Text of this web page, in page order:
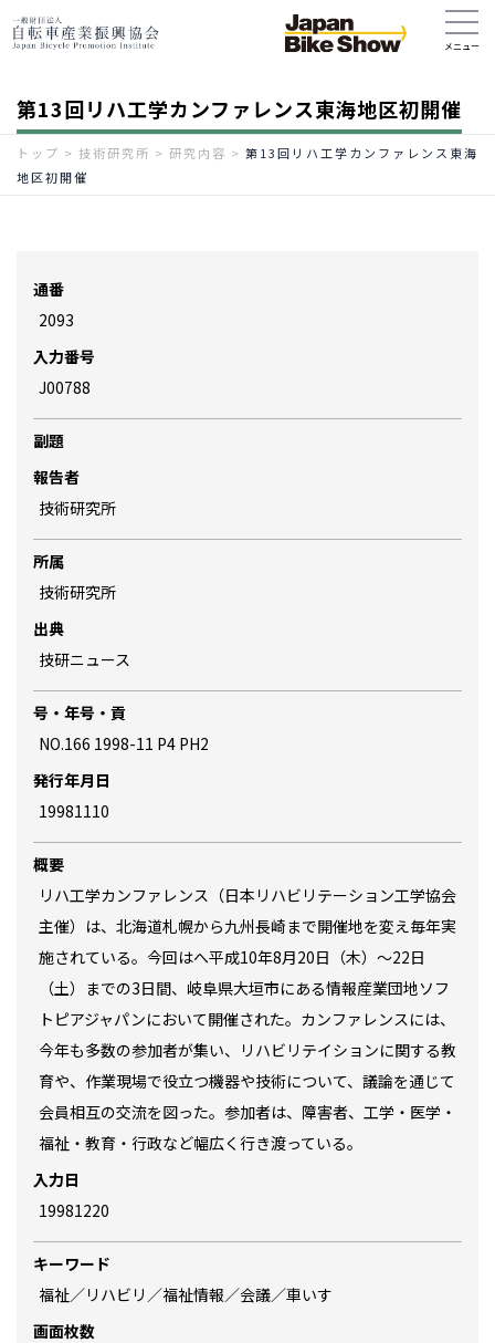
第13回リハ工学カンファレンス東海地区初開催
トップ > 技術研究所 > 研究内容 > 第13回リハ工学カンファレンス東海
地区初開催
通番
2093
入力番号
J00788
副題
報告者
技術研究所
所属
技術研究所
出典
技研ニュース
号・年号・貢
NO.166 1998-11 P4 PH2
発行年月日
19981110
概要
リハ工学カンファレンス（日本リハビリテーション工学協会
主催）は、北海道札幌から九州長崎まで開催地を変え毎年実
施されている。今回はへ平成10年8月20日（木）～22日
（土）までの3日間、岐阜県大垣市にある情報産業団地ソフ
トピアジャパンにおいて開催された。カンファレンスには、
今年も多数の参加者が集い、リハビリテイションに関する教
育や、作業現場で役立つ機器や技術について、議論を通じて
会員相互の交流を図った。参加者は、障害者、工学・医学・
福祉・教育・行政など幅広く行き渡っている。
入力日
19981220
キーワード
福祉／リハビリ／福祉情報／会議／車いす
画面枚数